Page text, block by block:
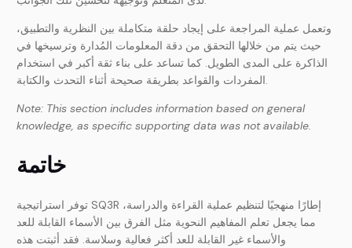
وتعمل عملية المراجعة على إيجاد حلقة متكاملة بين النظرية والتطبيق،
حيث يتم من خلالها التحقق من دقة المعلومات المُدارة وترسيخها في
الذاكرة على المدى الطويل. كما تساعد على بناء ثقة أكبر في استخدام
Note: This section includes information based on general
knowledge, as specific supporting data was not available.
خاتمة
توفر استراتيجية SQ3R إطارًا منهجيًا لتنظيم عملية القراءة والدراسة،
مما يجعل تعلم المفاهيم النحوية مثل الفرق بين الأسماء القابلة للعد
والأسماء غير القابلة للعد أكثر فعالية وسلاسة. فقد أثبتت هذه